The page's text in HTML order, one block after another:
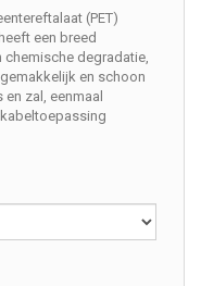
(PET)
een breed
degradatie,
en schoon
zal, eenmaal